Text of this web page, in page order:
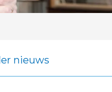
nieuws